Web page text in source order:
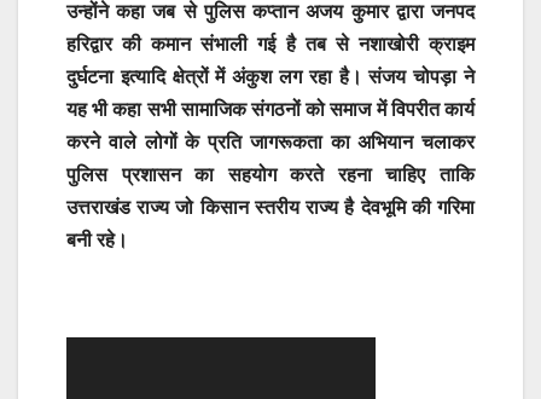
उन्होंने कहा जब से पुलिस कप्तान अजय कुमार द्वारा जनपद
हरिद्वार की कमान संभाली गई है तब से नशाखोरी क्राइम
दुर्घटना इत्यादि क्षेत्रों में अंकुश लग रहा है। संजय चोपड़ा ने
यह भी कहा सभी सामाजिक संगठनों को समाज में विपरीत कार्य
करने वाले लोगों के प्रति जागरूकता का अभियान चलाकर
पुलिस प्रशासन का सहयोग करते रहना चाहिए ताकि
उत्तराखंड राज्य जो किसान स्तरीय राज्य है देवभूमि की गरिमा
बनी रहे।